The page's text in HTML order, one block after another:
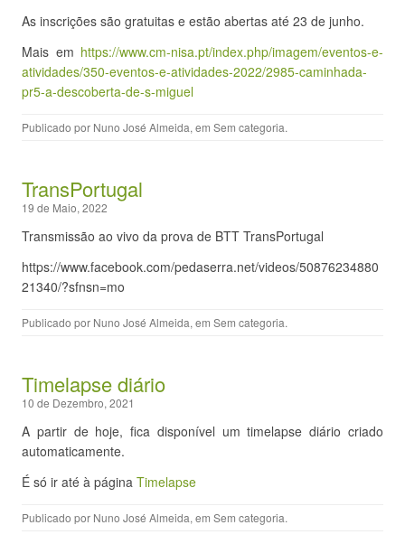
As inscrições são gratuitas e estão abertas até 23 de junho.
Mais em https://www.cm-nisa.pt/index.php/imagem/eventos-e-
atividades/350-eventos-e-atividades-2022/2985-caminhada-
pr5-a-descoberta-de-s-miguel
Publicado por Nuno José Almeida, em Sem categoria.
TransPortugal
19 de Maio, 2022
Transmissão ao vivo da prova de BTT TransPortugal
https://www.facebook.com/pedaserra.net/videos/50876234880
21340/?sfnsn=mo
Publicado por Nuno José Almeida, em Sem categoria.
Timelapse diário
10 de Dezembro, 2021
A partir de hoje, fica disponível um timelapse diário criado
automaticamente.
É só ir até à página Timelapse
Publicado por Nuno José Almeida, em Sem categoria.